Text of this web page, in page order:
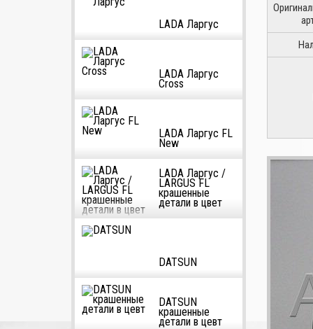
LADA Ларгус
LADA Ларгус
Cross
LADA Ларгус FL
New
LADA Ларгус /
LARGUS FL
крашенные
детали в цвет
DATSUN
DATSUN
крашенные
детали в цевт